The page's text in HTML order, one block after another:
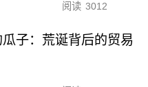
阅读 3012
子：荒诞背后的贸易